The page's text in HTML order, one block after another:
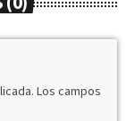
Los campos